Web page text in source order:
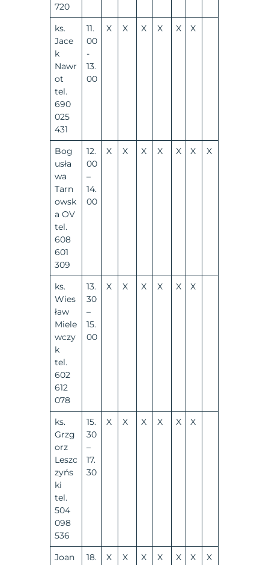
720
ks.
Jace
k
Nawr
ot
tel.
690
025
431
11.
00
-
13.
00
X X X X X X
Bog
usła
wa
Tarn
owsk
a OV
tel.
608
601
309
12.
00
–
14.
00
X X X X X X X
ks.
Wies
ław
Miele
wczy
k
tel.
602
612
078
13.
30
–
15.
00
X X X X X X
ks.
Grzg
orz
Leszc
zyńs
ki
tel.
504
098
536
15.
30
–
17.
30
X X X X X X
Joan
18.
X X X X X X X